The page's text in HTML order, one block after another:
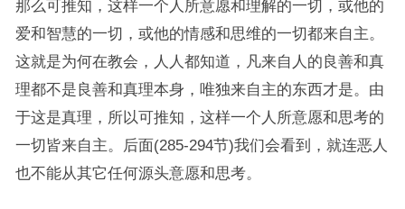
那么可推知，这样一个人所意愿和理解的一切，或他的
爱和智慧的一切，或他的情感和思维的一切都来自主。
这就是为何在教会，人人都知道，凡来自人的良善和真
理都不是良善和真理本身，唯独来自主的东西才是。由
于这是真理，所以可推知，这样一个人所意愿和思考的
一切皆来自主。后面(285-294节)我们会看到，就连恶人
也不能从其它任何源头意愿和思考。